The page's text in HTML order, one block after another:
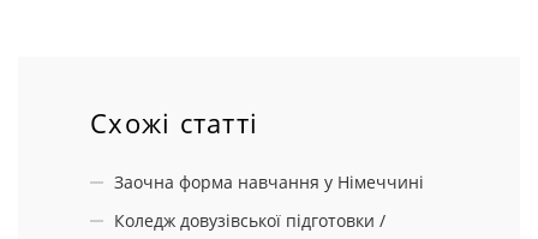
Схожі статті
Заочна форма навчання у Німеччині
Коледж довузівської підготовки /